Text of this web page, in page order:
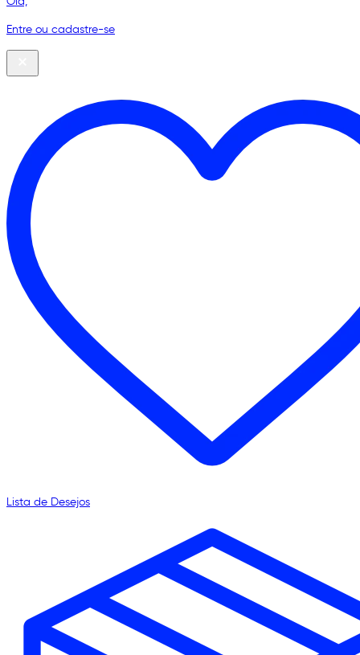
Entre ou cadastre-se
Lista de Desejos